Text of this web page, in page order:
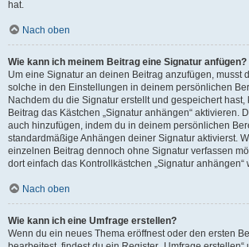
hat.
Nach oben
Wie kann ich meinem Beitrag eine Signatur anfügen?
Um eine Signatur an deinen Beitrag anzufügen, musst
solche in den Einstellungen in deinem persönlichen
Nachdem du die Signatur erstellt und gespeichert hast,
Beitrag das Kästchen „Signatur anhängen“ aktivieren.
auch hinzufügen, indem du in deinem persönlichen
standardmäßige Anhängen deiner Signatur aktivierst.
einzelnen Beitrag dennoch ohne Signatur verfassen
dort einfach das Kontrollkästchen „Signatur
Nach oben
Wie kann ich eine Umfrage erstellen?
Wenn du ein neues Thema eröffnest oder den ersten